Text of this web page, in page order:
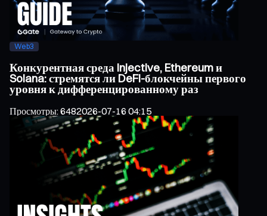
Web3
Конкурентная среда Injective, Ethereum и
Solana: стремятся ли DeFi-блокчейны первого
уровня к дифференцированному раз
Просмотры:6482026-07-16 04:15